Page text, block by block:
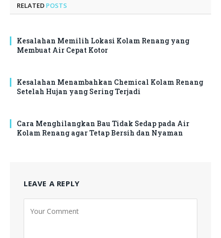
RELATED POSTS
Kesalahan Memilih Lokasi Kolam Renang yang
Membuat Air Cepat Kotor
Kesalahan Menambahkan Chemical Kolam Renang
Setelah Hujan yang Sering Terjadi
Cara Menghilangkan Bau Tidak Sedap pada Air
Kolam Renang agar Tetap Bersih dan Nyaman
LEAVE A REPLY